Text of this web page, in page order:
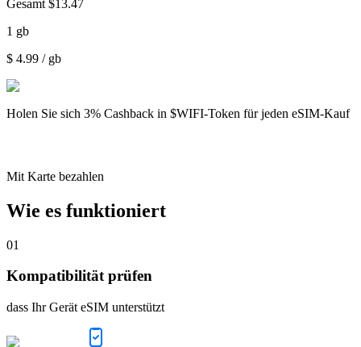
Gesamt $13.47
1 gb
$ 4.99 / gb
Holen Sie sich 3% Cashback in $WIFI-Token für jeden eSIM-Kauf
Mit Karte bezahlen
Wie es funktioniert
01
Kompatibilität prüfen
dass Ihr Gerät eSIM unterstützt